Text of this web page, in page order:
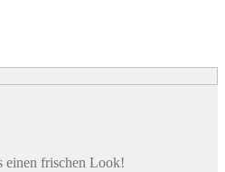
einen frischen Look!